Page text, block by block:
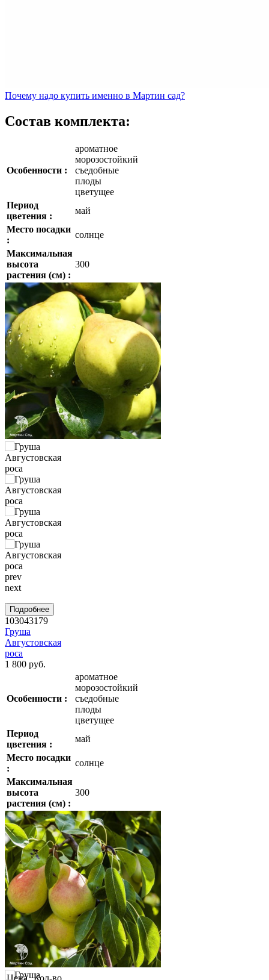
Почему надо купить именно в Мартин сад?
Состав комплекта:
Особенности :
ароматное
морозостойкий
съедобные
плоды
цветущее
Период
цветения :
май
Место посадки
:
солнце
Максимальная
высота
растения (см) :
300
prev
next
Подробнее
103043179
Груша
Августовская
роса
1 800 руб.
Особенности :
ароматное
морозостойкий
съедобные
плоды
цветущее
Период
цветения :
май
Место посадки
:
солнце
Максимальная
высота
растения (см) :
300
Цена Кол-во